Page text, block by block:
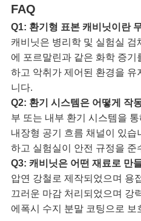
책
FAQ
Q1: 환기형 표본 캐비닛이란
캐비닛은 병리학 및 실험실 검
에 포르말린과 같은 화학 증
하고 악취가 제어된 환경을 유
니다.
Q2: 환기 시스템은 어떻게 작
부 또는 내부 환기 시스템을
내장형 공기 흐름 채널이 있습
하고 실험실이 안전 규정을 준
Q3: 캐비닛은 어떤 재료로 만
압연 강철로 제작되었으며 용
끄러운 마감 처리되었으며 강
에폭시 수지 분말 코팅으로 보